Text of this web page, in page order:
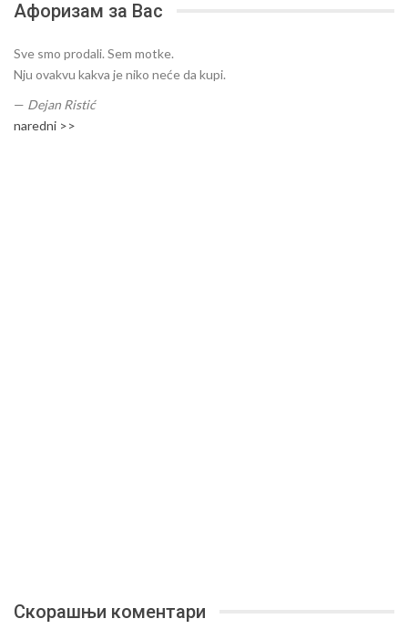
Афоризам за Вас
Sve smo prodali. Sem motke.
Nju ovakvu kakva je niko neće da kupi.
— Dejan Ristić
naredni >>
Скорашњи коментари